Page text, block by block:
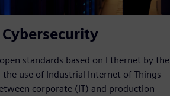
standards based on Ethernet by the
use of Industrial Internet of Things
corporate (IT) and production